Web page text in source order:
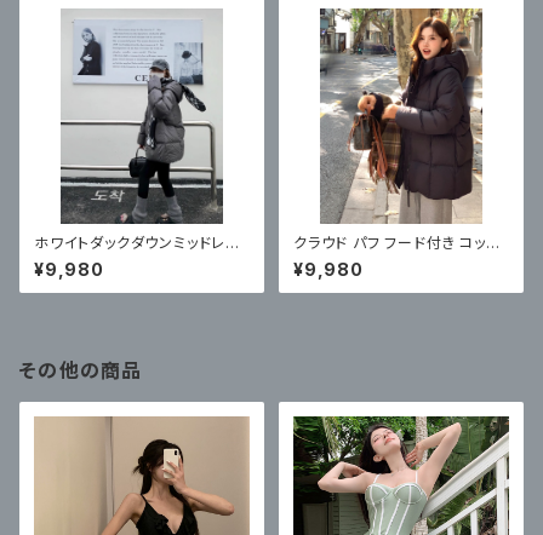
ホワイトダックダウンミッドレン
グスダウンジャケット 新しいルー
ズカジュアルフード付きジャケッ
ト
¥9,980
クラウド パフ フード付き コット
ン ジャケット ミドル丈
¥9,980
その他の商品